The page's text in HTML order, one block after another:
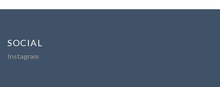
SOCIAL
Instagram